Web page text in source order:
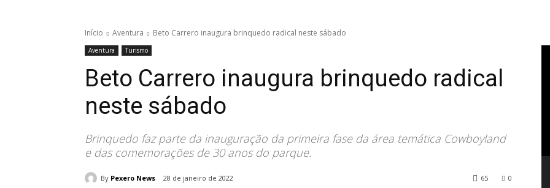
Início Aventura Beto Carrero inaugura brinquedo radical neste sábado
Aventura Turismo
Beto Carrero inaugura brinquedo radical
neste sábado
Brinquedo faz parte da inauguração da primeira fase da área temática Cowboyland
e das comemorações de 30 anos do parque.
By Pexero News 28 de janeiro de 2022 0
65